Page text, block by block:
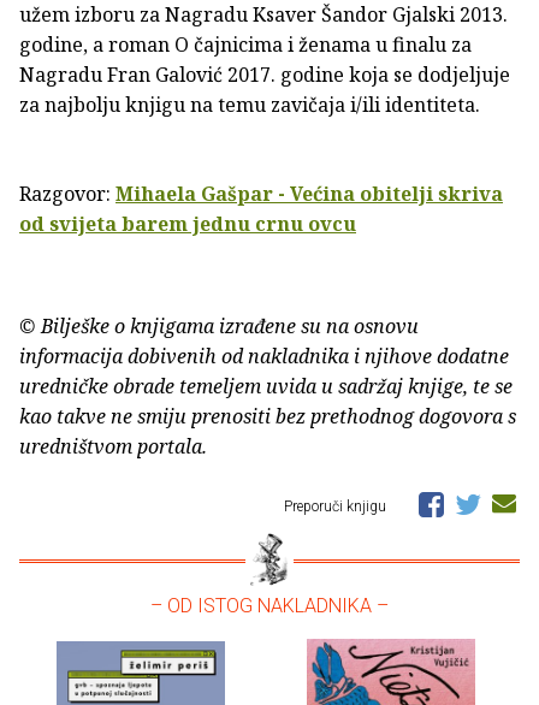
užem izboru za Nagradu Ksaver Šandor Gjalski 2013.
godine, a roman O čajnicima i ženama u finalu za
Nagradu Fran Galović 2017. godine koja se dodjeljuje
za najbolju knjigu na temu zavičaja i/ili identiteta.
Razgovor: Mihaela Gašpar - Većina obitelji skriva
od svijeta barem jednu crnu ovcu
© Bilješke o knjigama izrađene su na osnovu
informacija dobivenih od nakladnika i njihove dodatne
uredničke obrade temeljem uvida u sadržaj knjige, te se
kao takve ne smiju prenositi bez prethodnog dogovora s
uredništvom portala.
Preporuči knjigu
– OD ISTOG NAKLADNIKA –